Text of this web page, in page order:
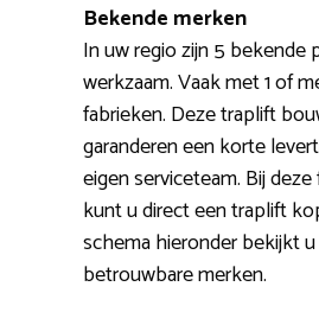
Bekende merken
In uw regio zijn 5 bekende
werkzaam. Vaak met 1 of
fabrieken. Deze traplift
garanderen een korte
eigen serviceteam. Bij
kunt u direct een traplift
schema hieronder bekijkt
betrouwbare merken.